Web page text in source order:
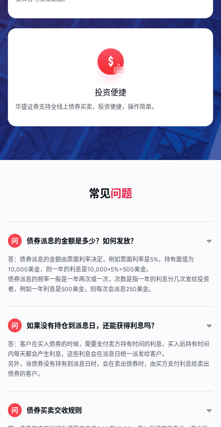
投资便捷
华盛证券支持全线上债券买卖，投资便捷，操作简单。
常见问题
问 债券派息的金额是多少？如何发放？
答：债券派息的金额由票面利率决定，例如票面利率是5%，持有面值为
10,000美金，则一年的利息是10,000*5%=500美金。
债券派息的频率一般是一年两次或一次，次数是指一年的利息分几次发给投资
者，例如一年利息是500美金，则每次会派息250美金。
问 如果没有持仓到派息日，还能获得利息吗？
答：客户在买入债券的时候，需要支付卖方持有时间的利息，买入后持有时间
内每天都会产生利息，这些利息会在派息日统一派发给客户。
另外，当债券没有持有到派息日时，会在卖出债券时，由买方支付利息给卖出
债券的客户。
问 债券买卖交收规则